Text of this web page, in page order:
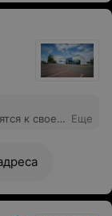
к своей
Еще